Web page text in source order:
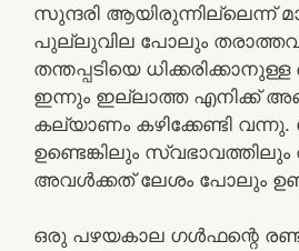
സുന്ദരി ആയിരുന്നില്ലെന്ന്
പുല്ലുവില പോലും
തന്തപ്പടിയെ
ഇന്നും ഇല്ലാത്ത എനിക്ക്
കല്യാണം കഴിക്കേണ്ടി
ഉണ്ടെങ്കിലും
അവള്‍ക്കത് ലേശം പോലും
ഒരു പഴയകാല ഗള്‍ഫന്റെ